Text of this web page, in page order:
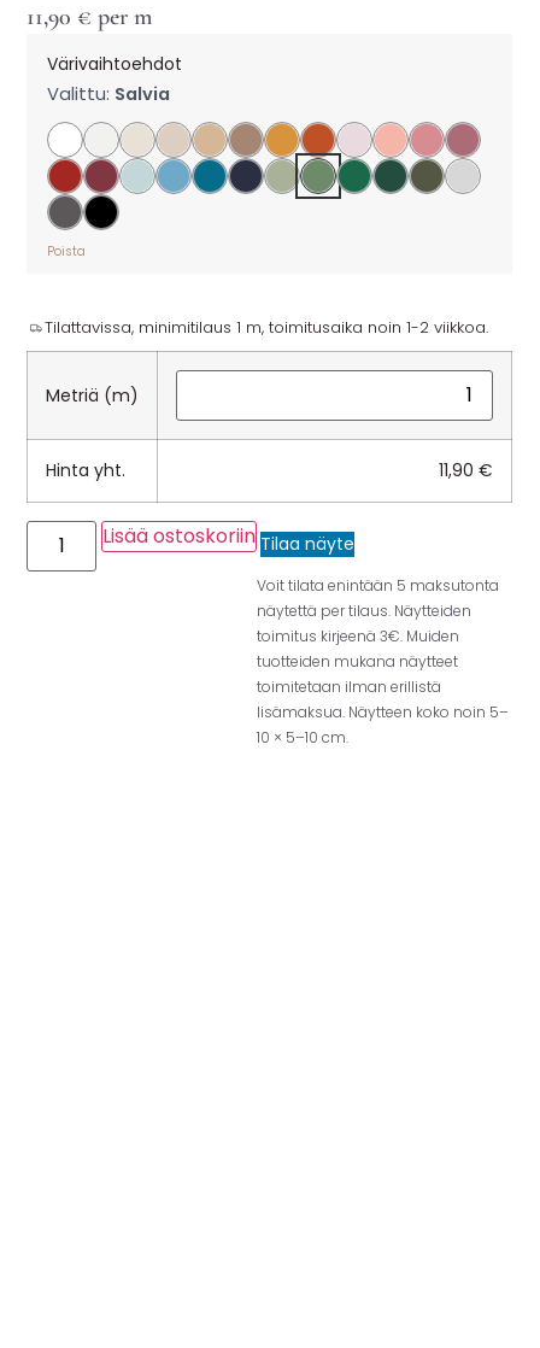
11,90 € per m
Värivaihtoehdot
Valittu: Salvia
Poista
Tilattavissa, minimitilaus 1 m, toimitusaika noin 1-2 viikkoa.
Metriä (m)
Hinta yht. 11,90€
Lisää ostoskoriin Tilaa näyte
Voit tilata enintään 5 maksutonta
näytettä per tilaus. Näytteiden
toimitus kirjeenä 3€. Muiden
tuotteiden mukana näytteet
toimitetaan ilman erillistä
lisämaksua. Näytteen koko noin 5–
10 × 5–10 cm.